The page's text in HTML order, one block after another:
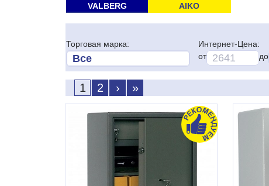
VALBERG AIKO
Торговая марка:
Интернет-Цена:
от
до
1 2 › »